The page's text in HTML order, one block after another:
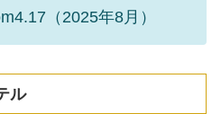
（2025年8月）
ル